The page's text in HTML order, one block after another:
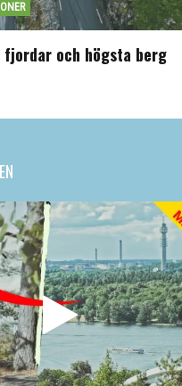
fjordar och högsta berg